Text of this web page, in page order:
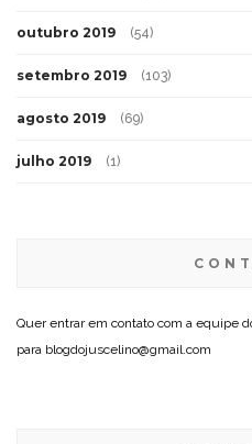
outubro 2019 (54)
setembro 2019 (103)
agosto 2019 (69)
julho 2019 (1)
Quer entrar em contato com a equipe
para blogdojuscelino@gmail.com